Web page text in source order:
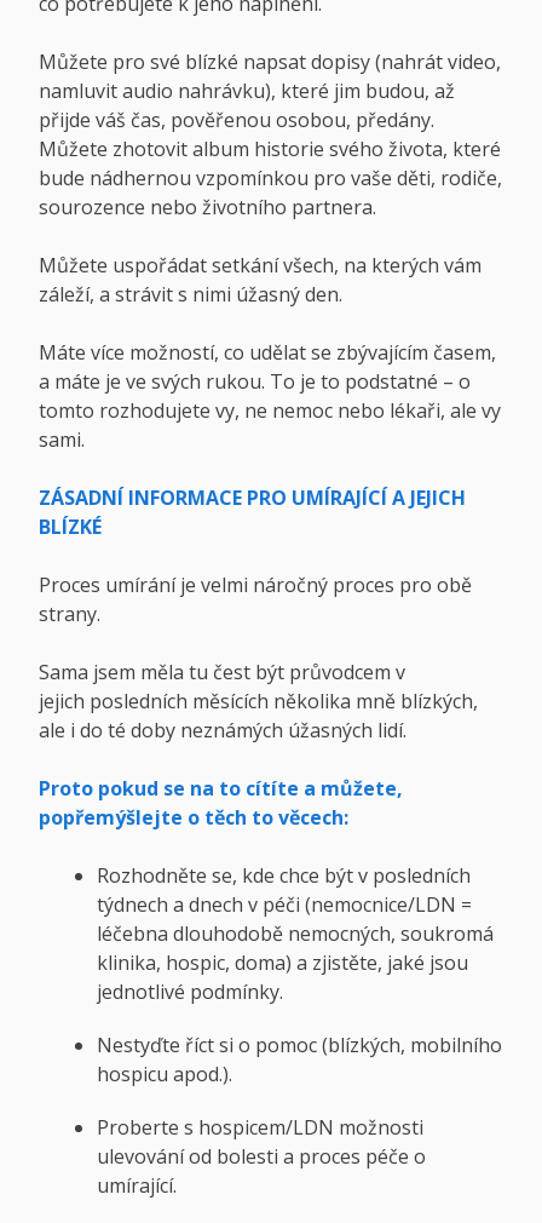
Můžete pro své blízké napsat dopisy (nahrát video,
namluvit audio nahrávku), které jim budou, až
přijde váš čas, pověřenou osobou, předány.
Můžete zhotovit album historie svého života, které
bude nádhernou vzpomínkou pro vaše děti, rodiče,
sourozence nebo životního partnera.
Můžete uspořádat setkání všech, na kterých vám
záleží, a strávit s nimi úžasný den.
Máte více možností, co udělat se zbývajícím časem,
a máte je ve svých rukou. To je to podstatné – o
tomto rozhodujete vy, ne nemoc nebo lékaři, ale vy
sami.
ZÁSADNÍ INFORMACE PRO UMÍRAJÍCÍ A JEJICH
BLÍZKÉ
Proces umírání je velmi náročný proces pro obě
strany.
Sama jsem měla tu čest být průvodcem v
jejich posledních měsících několika mně blízkých,
ale i do té doby neznámých úžasných lidí.
Proto pokud se na to cítíte a můžete,
popřemýšlejte o těch to věcech:
Rozhodněte se, kde chce být v posledních
týdnech a dnech v péči (nemocnice/LDN =
léčebna dlouhodobě nemocných, soukromá
klinika, hospic, doma) a zjistěte, jaké jsou
jednotlivé podmínky.
Nestyďte říct si o pomoc (blízkých, mobilního
hospicu apod.).
Proberte s hospicem/LDN možnosti
ulevování od bolesti a proces péče o
umírající.